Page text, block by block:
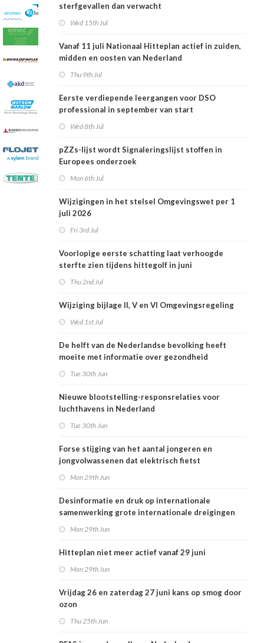
sterfgevallen dan verwacht
Wed 15th Jul
Vanaf 11 juli Nationaal Hitteplan actief in zuiden,
midden en oosten van Nederland
Thu 9th Jul
Eerste verdiepende leergangen voor DSO
professional in september van start
Wed 8th Jul
pZZs-lijst wordt Signaleringslijst stoffen in
Europees onderzoek
Mon 6th Jul
Wijzigingen in het stelsel Omgevingswet per 1
juli 2026
Fri 3rd Jul
Voorlopige eerste schatting laat verhoogde
sterfte zien tijdens hittegolf in juni
Thu 2nd Jul
Wijziging bijlage II, V en VI Omgevingsregeling
Wed 1st Jul
De helft van de Nederlandse bevolking heeft
moeite met informatie over gezondheid
Tue 30th Jun
Nieuwe blootstelling-responsrelaties voor
luchthavens in Nederland
Tue 30th Jun
Forse stijging van het aantal jongeren en
jongvolwassenen dat elektrisch fietst
Mon 29th Jun
Desinformatie en druk op internationale
samenwerking grote internationale dreigingen
Mon 29th Jun
Hitteplan niet meer actief vanaf 29 juni
Mon 29th Jun
Vrijdag 26 en zaterdag 27 juni kans op smog door
ozon
Thu 25th Jun